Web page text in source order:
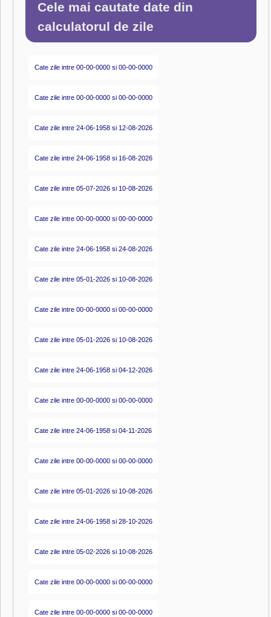
Cele mai cautate date din
calculatorul de zile
Cate zile intre 00-00-0000 si 00-00-0000
Cate zile intre 00-00-0000 si 00-00-0000
Cate zile intre 24-06-1958 si 12-08-2026
Cate zile intre 24-06-1958 si 16-08-2026
Cate zile intre 05-07-2026 si 10-08-2026
Cate zile intre 00-00-0000 si 00-00-0000
Cate zile intre 24-06-1958 si 24-08-2026
Cate zile intre 05-01-2026 si 10-08-2026
Cate zile intre 00-00-0000 si 00-00-0000
Cate zile intre 05-01-2026 si 10-08-2026
Cate zile intre 24-06-1958 si 04-12-2026
Cate zile intre 00-00-0000 si 00-00-0000
Cate zile intre 24-06-1958 si 04-11-2026
Cate zile intre 00-00-0000 si 00-00-0000
Cate zile intre 05-01-2026 si 10-08-2026
Cate zile intre 24-06-1958 si 28-10-2026
Cate zile intre 05-02-2026 si 10-08-2026
Cate zile intre 00-00-0000 si 00-00-0000
Cate zile intre 00-00-0000 si 00-00-0000